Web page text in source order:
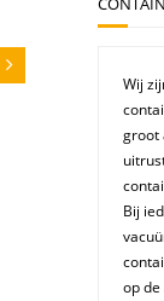
Wij
groot
Bij
op